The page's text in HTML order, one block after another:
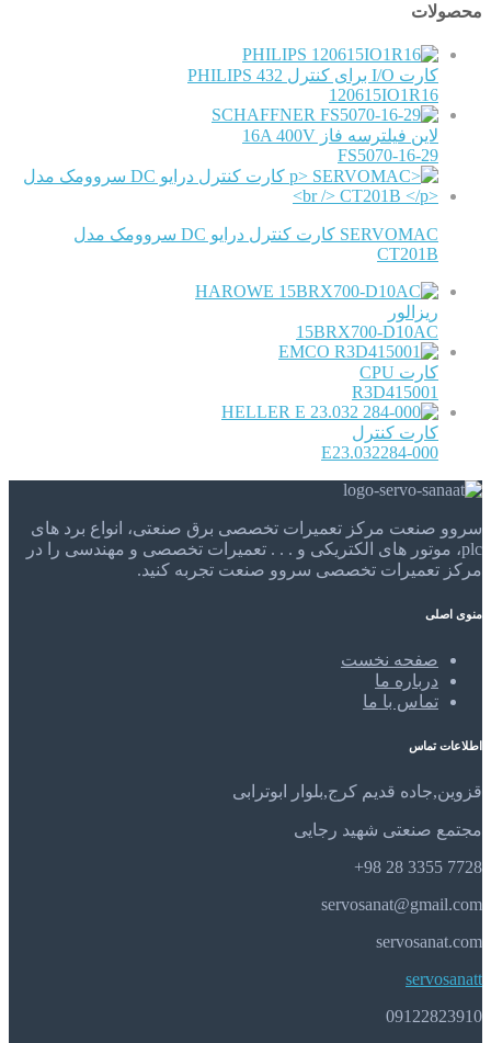
محصولات
PHILIPS
کارت I/O برای کنترل PHILIPS 432
120615IO1R16
SCHAFFNER
لاین فیلترسه فاز 16A 400V
FS5070-16-29
SERVOMAC کارت کنترل درایو DC سروومک مدل
CT201B
HAROWE
ریزالور
15BRX700-D10AC
EMCO
کارت CPU
R3D415001
HELLER
کارت کنترل
E23.032284-000
سروو صنعت مرکز تعمیرات تخصصی برق صنعتی، انواع برد های
plc، موتور های الکتریکی و . . . تعمیرات تخصصی و مهندسی را در
مرکز تعمیرات تخصصی سروو صنعت تجربه کنید.
منوی اصلی
صفحه نخست
درباره ما
تماس با ما
اطلاعات تماس
قزوین,جاده قدیم کرج,بلوار ابوترابی
مجتمع صنعتی شهید رجایی
7728 3355 28 98+
servosanat@gmail.com
servosanat.com
servosanatt
09122823910